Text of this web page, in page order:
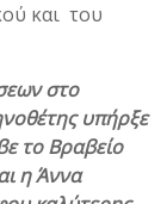
και του
στο
υπήρξε
το Βραβείο
η Άννα